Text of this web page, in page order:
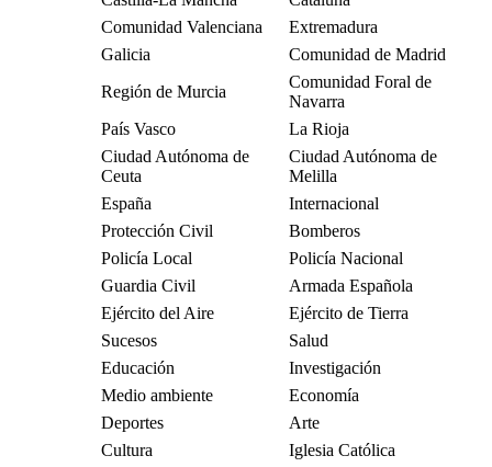
Comunidad Valenciana
Extremadura
Galicia
Comunidad de Madrid
Región de Murcia
Comunidad Foral de
Navarra
País Vasco
La Rioja
Ciudad Autónoma de
Ceuta
Ciudad Autónoma de
Melilla
España
Internacional
Protección Civil
Bomberos
Policía Local
Policía Nacional
Guardia Civil
Armada Española
Ejército del Aire
Ejército de Tierra
Sucesos
Salud
Educación
Investigación
Medio ambiente
Economía
Deportes
Arte
Cultura
Iglesia Católica